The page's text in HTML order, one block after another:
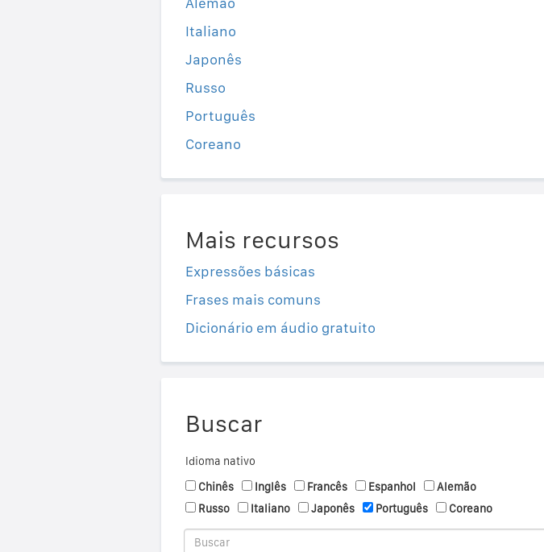
Italiano
Japonês
Russo
Português
Coreano
Mais recursos
Expressões básicas
Frases mais comuns
Dicionário em áudio gratuito
Buscar
Idioma nativo
Chinês
Inglês Francês Espanhol
Alemão
Russo
Italiano Japonês Português Coreano